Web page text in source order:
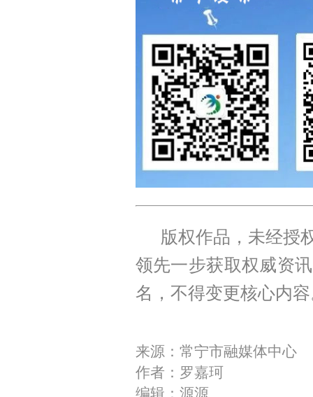
版权作品，未经授
领先一步获取权威资
名，不得变更核心内
来源：常宁市融媒体中心
作者：罗嘉珂
编辑：源源